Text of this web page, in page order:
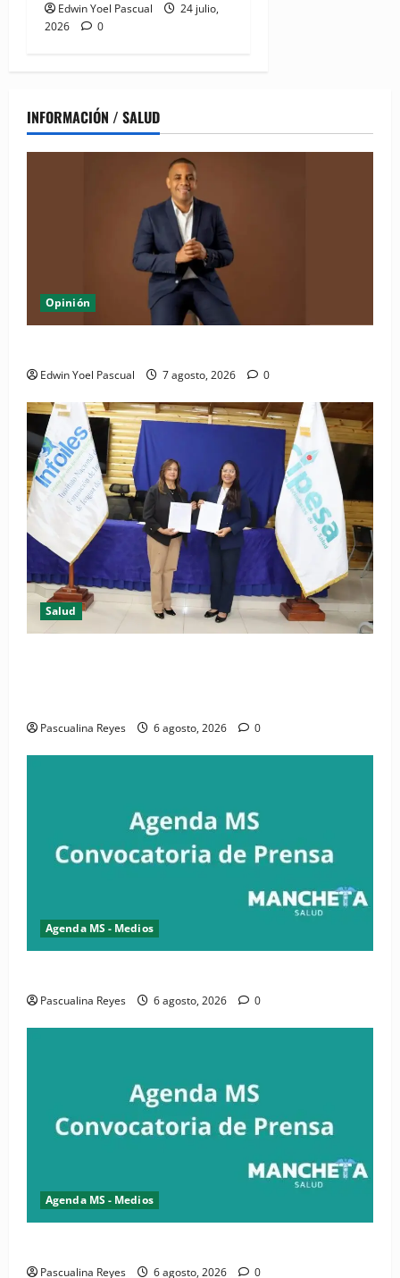
Edwin Yoel Pascual
24 julio,
2026
0
INFORMACIÓN / SALUD
Opinión
Edwin Yoel Pascual 7 agosto, 2026 0
Salud
Pascualina Reyes 6 agosto, 2026 0
Agenda MS - Medios
Pascualina Reyes 6 agosto, 2026 0
Agenda MS - Medios
Pascualina Reyes 6 agosto, 2026 0